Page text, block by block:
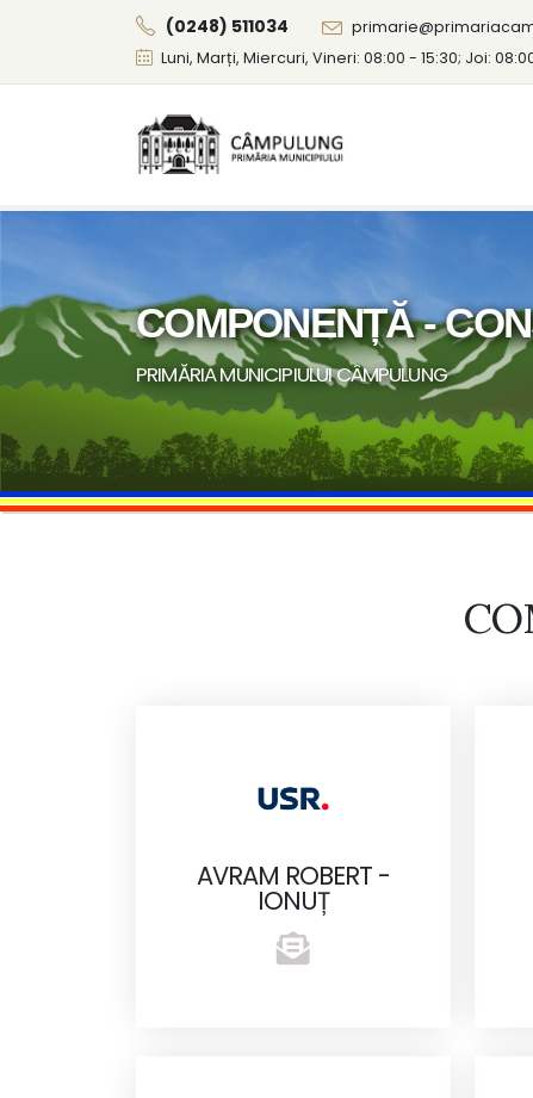
(0248) 511034
Luni, Marți, Miercuri, Vineri: 08:00 - 15:30; Joi:
COMPONENȚĂ -
PRIMĂRIA MUNICIPIULUI CÂMPULUNG
AVRAM ROBERT -
IONUȚ